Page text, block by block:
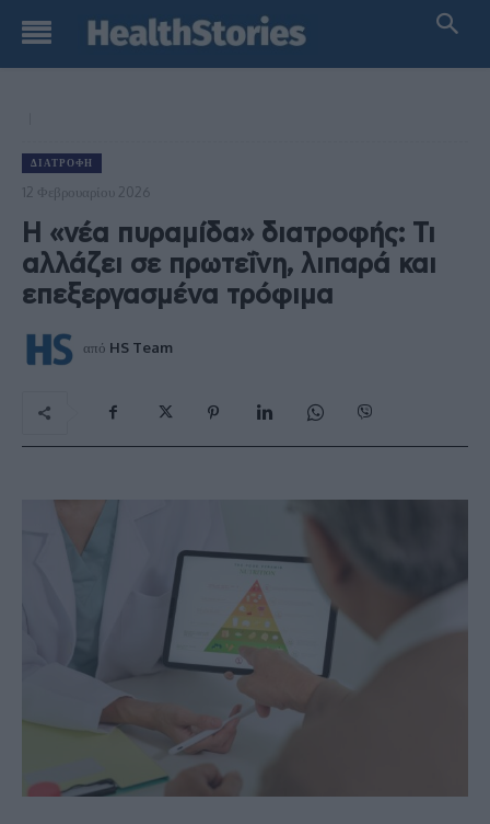
ΔΙΑΤΡΟΦΉ
12 Φεβρουαρίου 2026
Η «νέα πυραμίδα» διατροφής: Τι
αλλάζει σε πρωτεΐνη, λιπαρά και
επεξεργασμένα τρόφιμα
από HS Team